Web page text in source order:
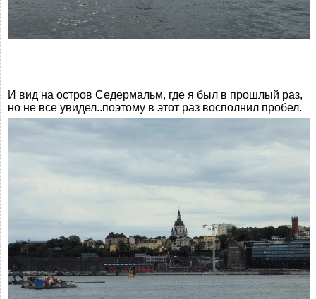
И вид на остров Седермальм, где я был в прошлый раз,
но не все увидел..поэтому в этот раз восполнил пробел.